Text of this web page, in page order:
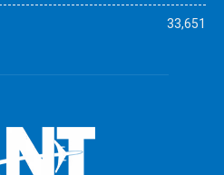
33,651